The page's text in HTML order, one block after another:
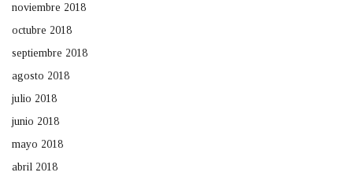
noviembre 2018
octubre 2018
septiembre 2018
agosto 2018
julio 2018
junio 2018
mayo 2018
abril 2018